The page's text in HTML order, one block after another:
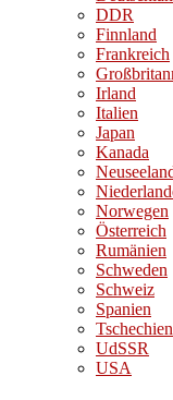
DDR
Finnland
Frankreich
Irland
Italien
Japan
Kanada
Norwegen
Österreich
Rumänien
Schweden
Schweiz
Spanien
Tschechien
UdSSR
USA